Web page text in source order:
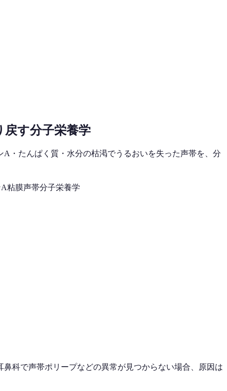
す分子栄養学
・たんぱく質・水分の枯渇でうるおいを失った声帯を、分
粘膜声帯分子栄養学
科で声帯ポリープなどの異常が見つからない場合、原因は